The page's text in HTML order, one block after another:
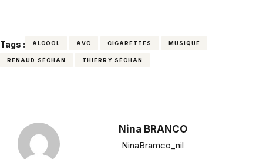
Tags : ALCOOL AVC CIGARETTES MUSIQUE
RENAUD SÉCHAN THIERRY SÉCHAN
Nina BRANCO
NinaBramco_nil